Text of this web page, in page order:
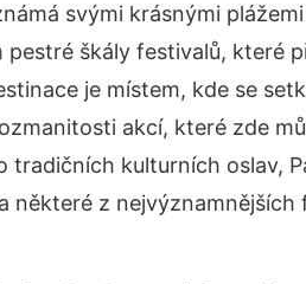
svými krásnými
pestré škály festivalů, které
je místem, kde se
akcí, které zde
tradičních kulturních oslav,
některé z